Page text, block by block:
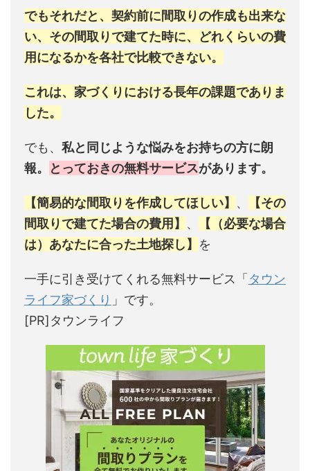
でもそれだと、契約前に間取りの作成も出来な
い、その間取りで建てた時に、どれくらいの費
用になるかを各社で比較できない。
これは、家づくりにおける長年の課題でありま
した。
でも、 私と同じような悩みをお持ちの方に朗
報。
とっておきの無料サービスがあります。
【簡易的な間取りを作成してほしい】 、
【その
間取りで建てた場合の費用】 、
【（必要な場合
は）あなたに合った土地探し】 を
一手に引き受けてくれる無料サービス「 タウン
ライフ家づくり 」です。
[PR]タウンライフ